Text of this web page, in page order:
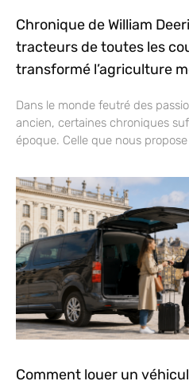
Chronique de William
tracteurs de toutes les
transformé l’agriculture
Dans le monde feutré des
ancien, certaines chroniques
époque. Celle que nous
Comment louer un